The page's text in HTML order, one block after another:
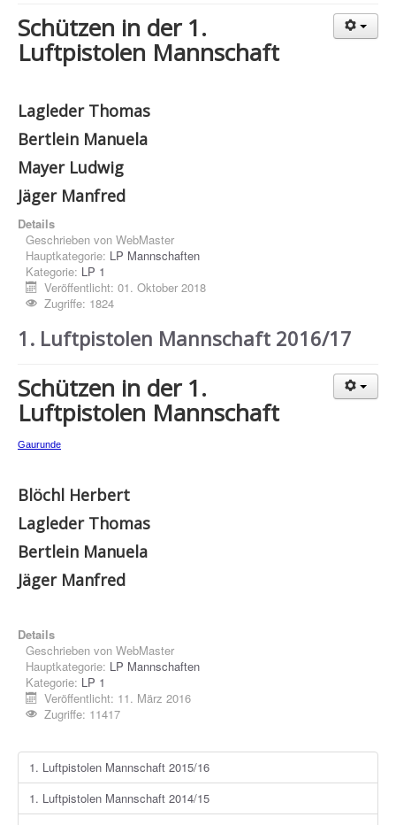
Schützen in der 1.
Luftpistolen Mannschaft
Lagleder Thomas
Bertlein Manuela
Mayer Ludwig
Jäger Manfred
Details
Geschrieben von WebMaster
Hauptkategorie: LP Mannschaften
Kategorie: LP 1
Veröffentlicht: 01. Oktober 2018
Zugriffe: 1824
1. Luftpistolen Mannschaft 2016/17
Schützen in der 1.
Luftpistolen Mannschaft
Gaurunde
Blöchl Herbert
Lagleder Thomas
Bertlein Manuela
Jäger Manfred
Details
Geschrieben von WebMaster
Hauptkategorie: LP Mannschaften
Kategorie: LP 1
Veröffentlicht: 11. März 2016
Zugriffe: 11417
1. Luftpistolen Mannschaft 2015/16
1. Luftpistolen Mannschaft 2014/15